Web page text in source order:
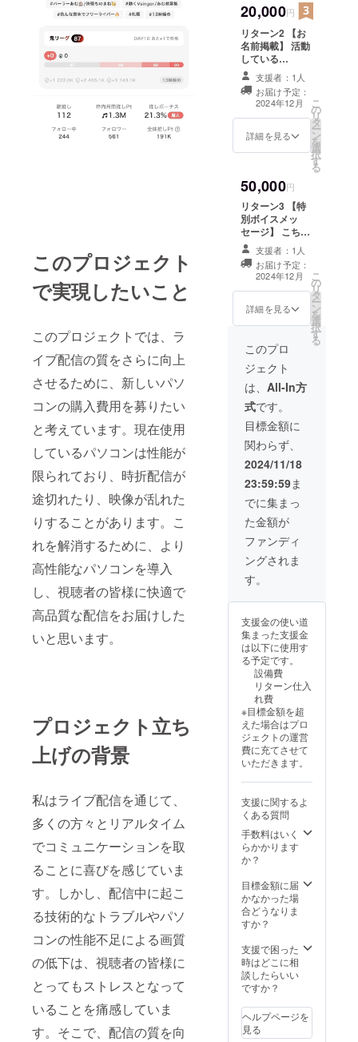
このプロジェクト
で実現したいこと
このプロジェクトでは、ラ
イブ配信の質をさらに向上
させるために、新しいパソ
コンの購入費用を募りたい
と考えています。現在使用
しているパソコンは性能が
限られており、時折配信が
途切れたり、映像が乱れた
りすることがあります。こ
れを解消するために、より
高性能なパソコンを導入
し、視聴者の皆様に快適で
高品質な配信をお届けした
いと思います。
プロジェクト立ち
上げの背景
私はライブ配信を通じて、
多くの方々とリアルタイム
でコミュニケーションを取
ることに喜びを感じていま
す。しかし、配信中に起こ
る技術的なトラブルやパソ
コンの性能不足による画質
の低下は、視聴者の皆様に
とってもストレスとなって
いることを痛感していま
す。そこで、配信の質を向
DMにて支援した
旨をご連絡くだ
さい
20,000円
リターン2 【お
名前掲載】 活動
している
ColorSingとい
う配信アプリの
プロフィール欄
に、支援者様の
お名前（ニック
ネーム）を掲載
します。 ・掲載
援時、必ず備考
欄に希望される
お名前をご記入
ください。 リ
ターン1もお贈り
します ※ Xか
Instagramを
フォローし、DM
にて支援した旨
をご連絡くださ
い
支援者：1人
お届け予定：
2024年12月
詳細を見る
こ
の
リ
タ
ー
ン
を
選
択
す
る
50,000円
リターン3 【特
別ボイスメッ
セージ】 こちら
で指定した曲の
ワンフレーズ歌
唱＆感謝のボイ
スメッセージを
入れた特別な動
画を贈らせてい
ターン1.2もお贈
りします 支援
時、必ず備考欄
に希望されるお
名前をご記入く
ださい。 ※クラ
ウドファンディ
ング終了後にお
送りします。X
かInstagramを
フォローし、DM
をご連絡くださ
い
支援者：1人
お届け予定：
2024年12月
詳細を見る
こ
の
リ
タ
ー
ン
を
選
択
す
る
このプロ
ジェクト
は、 All-In方
式です。
目標金額に
関わらず、
2024/11/18
23:59:59ま
でに集まっ
た金額が
ファンディ
ングされま
す。
支援金の使い道
集まった支援金
は以下に使用す
る予定です。
設備費
リターン仕入
れ費
※目標金額を超
えた場合はプロ
ジェクトの運営
費に充てさせて
いただきます。
支援に関するよ
くある質問
手数料はいく
らかかります
か？
目標金額に届
かなかった場
合どうなりま
すか？
支援で困った
時はどこに相
談したらいい
ですか？
ヘルプページを
見る